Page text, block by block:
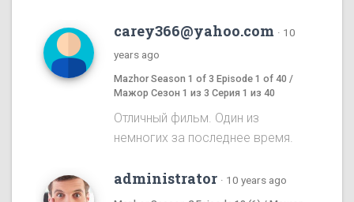
carey366@yahoo.com · 10
years ago
Mazhor Season 1 of 3 Episode 1 of 40 /
Мажор Сезон 1 из 3 Серия 1 из 40
Отличный фильм. Один из
немногих за последнее время.
administrator · 10 years ago